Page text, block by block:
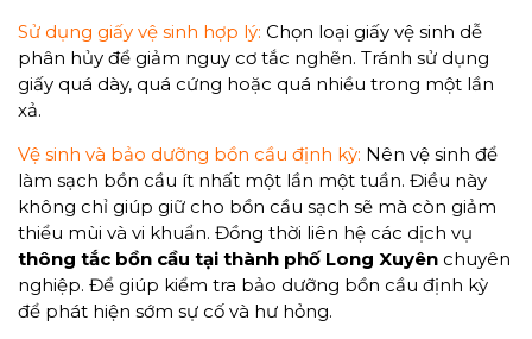
Sử dụng giấy vệ sinh hợp lý: Chọn loại giấy vệ sinh dễ
phân hủy để giảm nguy cơ tắc nghẽn. Tránh sử dụng
giấy quá dày, quá cứng hoặc quá nhiều trong một lần
xả.
Vệ sinh và bảo dưỡng bồn cầu định kỳ: Nên vệ sinh để
làm sạch bồn cầu ít nhất một lần một tuần. Điều này
không chỉ giúp giữ cho bồn cầu sạch sẽ mà còn giảm
thiểu mùi và vi khuẩn. Đồng thời liên hệ các dịch vụ
thông tắc bồn cầu tại thành phố Long Xuyên chuyên
nghiệp. Để giúp kiểm tra bảo dưỡng bồn cầu định kỳ
để phát hiện sớm sự cố và hư hỏng.